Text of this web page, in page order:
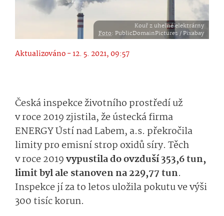
Kouř z uhelné elektrárny
Foto: PublicDomainPictures / Pixabay
Aktualizováno - 12. 5. 2021, 09:57
Česká inspekce životního prostředí už
v roce 2019 zjistila, že ústecká firma
ENERGY Ústí nad Labem, a.s. překročila
limity pro emisní strop oxidů síry. Těch
v roce 2019vypustila do ovzduší 353,6 tun,
limit byl ale stanoven na 229,77 tun.
Inspekce jí za to letos uložila pokutu ve výši
300 tisíc korun.